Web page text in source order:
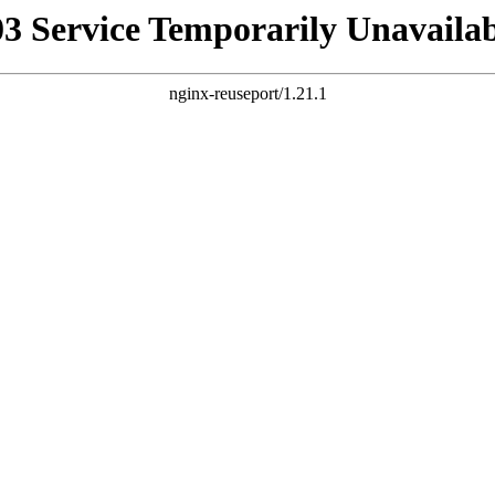
Service Temporarily
nginx-reuseport/1.21.1